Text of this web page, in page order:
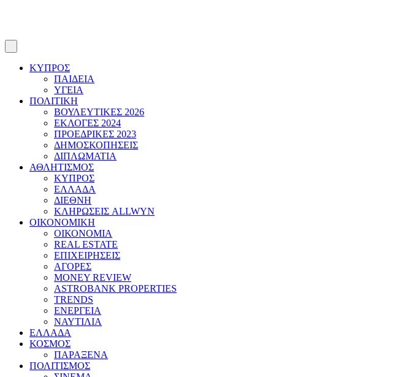
ΚΥΠΡΟΣ
ΠΑΙΔΕΙΑ
ΥΓΕΙΑ
ΠΟΛΙΤΙΚΗ
ΒΟΥΛΕΥΤΙΚΕΣ 2026
ΕΚΛΟΓΕΣ 2024
ΠΡΟΕΔΡΙΚΕΣ 2023
ΔΗΜΟΣΚΟΠΗΣΕΙΣ
ΔΙΠΛΩΜΑΤΙΑ
ΑΘΛΗΤΙΣΜΟΣ
ΚΥΠΡΟΣ
ΕΛΛΑΔΑ
ΔΙΕΘΝΗ
ΚΛΗΡΩΣΕΙΣ ALLWYN
ΟΙΚΟΝΟΜΙΚΗ
ΟΙΚΟΝΟΜΙΑ
REAL ESTATE
ΕΠΙΧΕΙΡΗΣΕΙΣ
ΑΓΟΡΕΣ
MONEY REVIEW
ASTROBANK PROPERTIES
TRENDS
ΕΝΕΡΓΕΙΑ
ΝΑΥΤΙΛΙΑ
ΕΛΛΑΔΑ
ΚΟΣΜΟΣ
ΠΑΡΑΞΕΝΑ
ΠΟΛΙΤΙΣΜΟΣ